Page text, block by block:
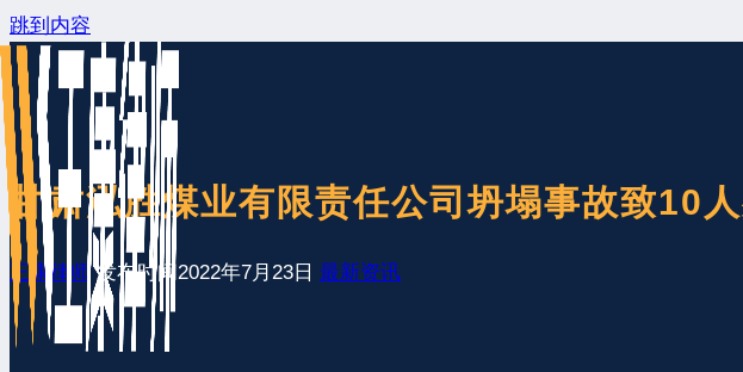
跳到内容
甘肃泓胜煤业有限责任公司坍塌事故致10
王康律师 发布时间2022年7月23日 最新资讯